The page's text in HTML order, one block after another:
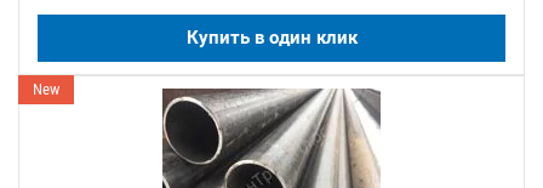
Купить в один клик
New